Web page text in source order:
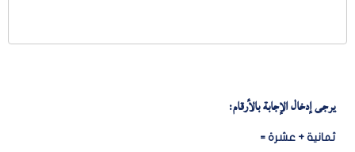
يرجى إدخال الإجابة بالأرقام:
ثمانية + عشرة =